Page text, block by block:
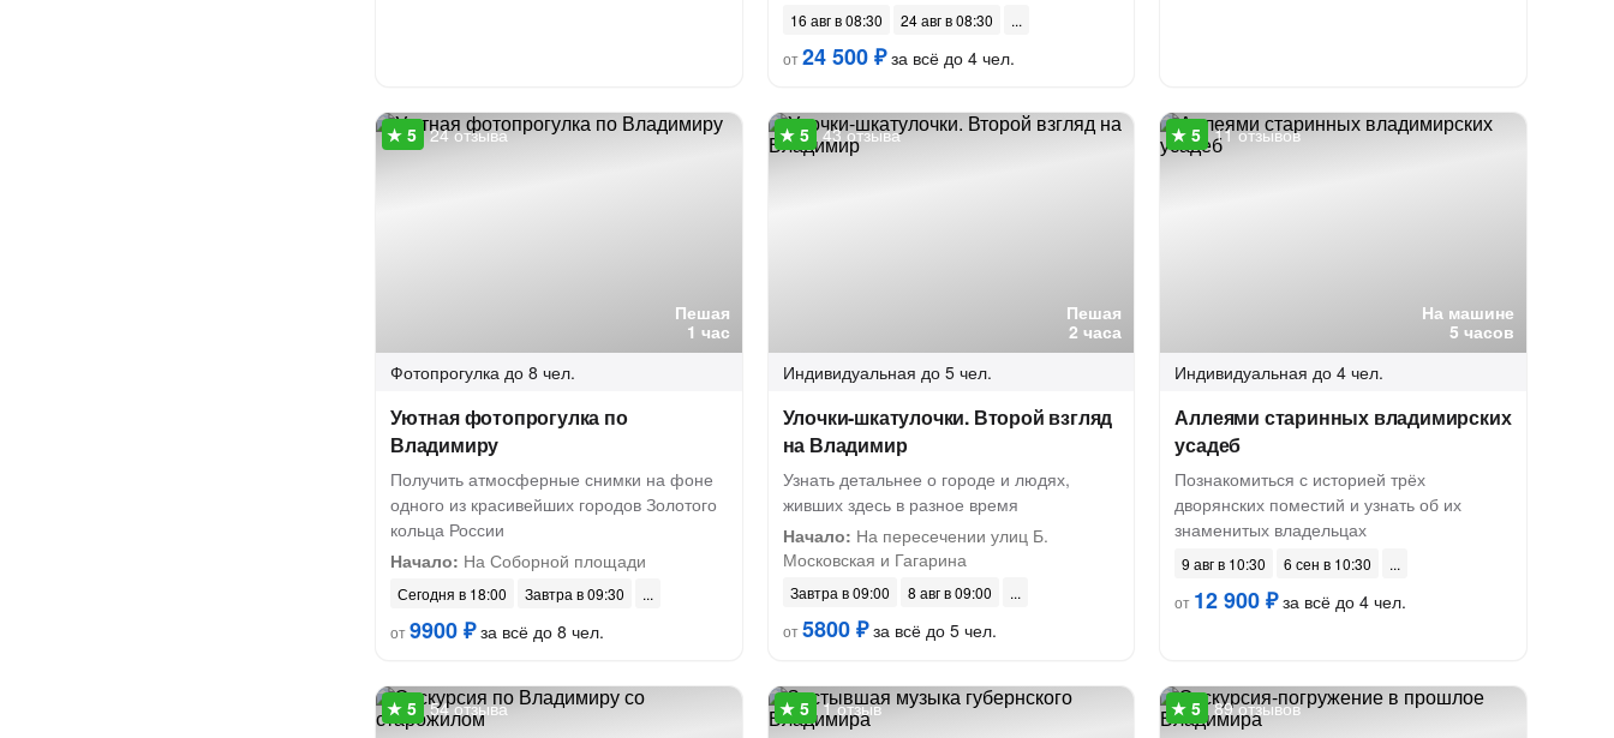
16 авг в 08:30
24 авг в 08:30
от24 500 ₽за всё до 4 чел.
Пешая
1 час
24 отзыва
Фотопрогулка до 8 чел.
Уютная фотопрогулка по
Владимиру
Получить атмосферные снимки на фоне
одного из красивейших городов Золотого
кольца России
Начало: На Соборной площади
Сегодня в 18:00
Завтра в 09:30
от9900 ₽за всё до 8 чел.
Пешая
2 часа
43 отзыва
Индивидуальная до 5 чел.
Улочки-шкатулочки. Второй взгляд
на Владимир
Узнать детальнее о городе и людях,
живших здесь в разное время
Начало: На пересечении улиц Б.
Московская и Гагарина
Завтра в 09:00
8 авг в 09:00
от5800 ₽за всё до 5 чел.
На машине
5 часов
11 отзывов
Индивидуальная до 4 чел.
Аллеями старинных владимирских
усадеб
Познакомиться с историей трёх
дворянских поместий и узнать об их
знаменитых владельцах
9 авг в 10:30
6 сен в 10:30
от 12 900 ₽за всё до 4 чел.
54 отзыва 1 отзыв 89 отзывов